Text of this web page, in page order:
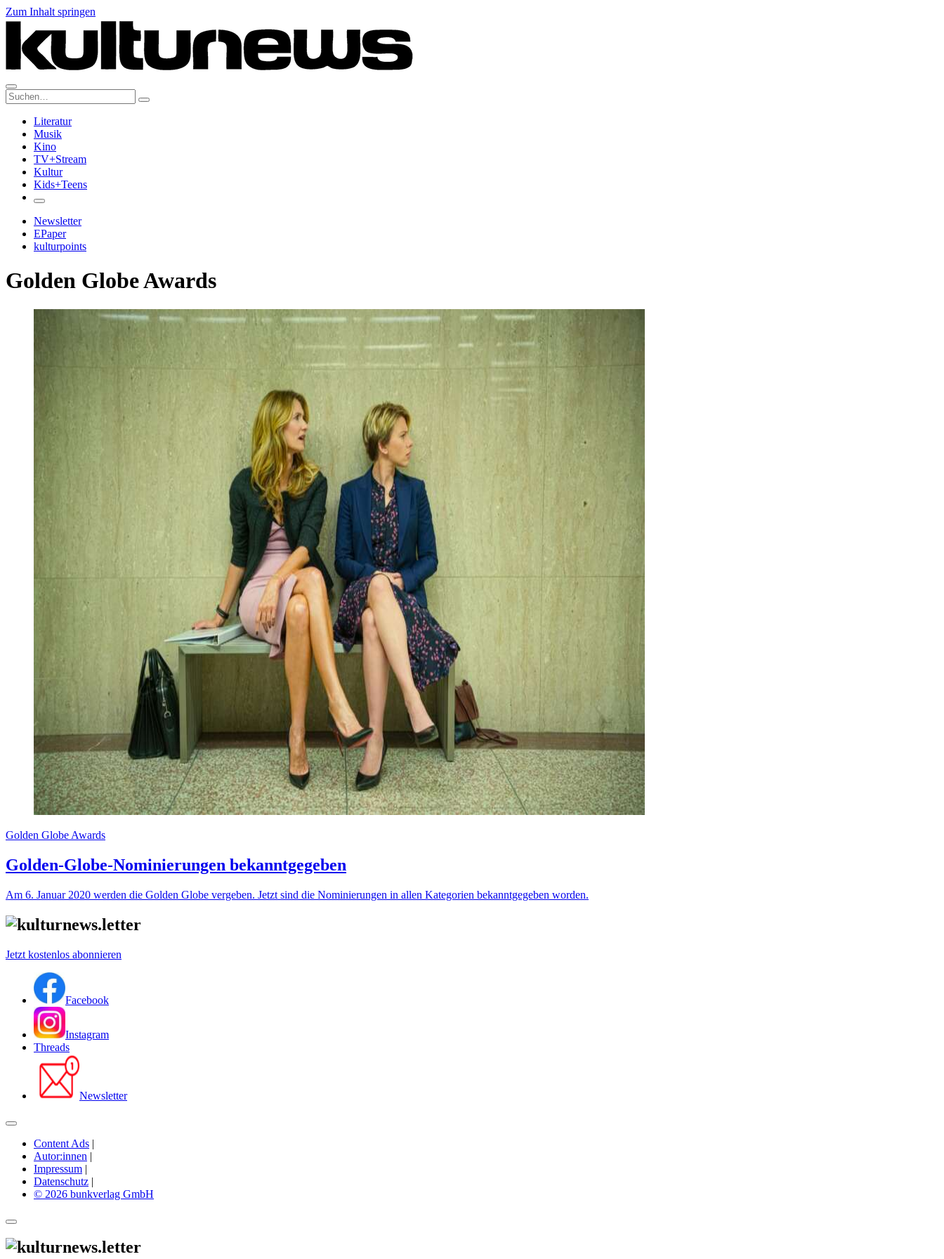
Zum Inhalt springen
Suche:
Literatur
Musik
Kino
TV+Stream
Kultur
Kids+Teens
Newsletter
EPaper
kulturpoints
Golden Globe Awards
Golden Globe Awards
Golden-Globe-Nominierungen bekanntgegeben
Am 6. Januar 2020 werden die Golden Globe vergeben. Jetzt sind die Nominierungen in allen Kategorien bekanntgegeben worden.
Jetzt kostenlos abonnieren
Facebook
Instagram
Threads
Newsletter
Content Ads |
Autor:innen |
Impressum |
Datenschutz |
© 2026 bunkverlag GmbH